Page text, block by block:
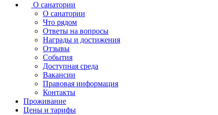
О санатории
О санатории
Что рядом
Ответы на вопросы
Награды и достижения
Отзывы
События
Доступная среда
Вакансии
Правовая информация
Контакты
Проживание
Цены и тарифы